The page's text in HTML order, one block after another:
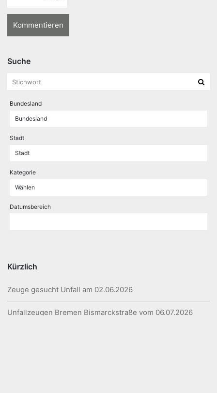
Suche
Bundesland
Stadt
Kategorie
Datumsbereich
Kürzlich
Zeuge gesucht Unfall am 02.06.2026
Unfallzeugen Bremen Bismarckstraße vom 06.07.2026